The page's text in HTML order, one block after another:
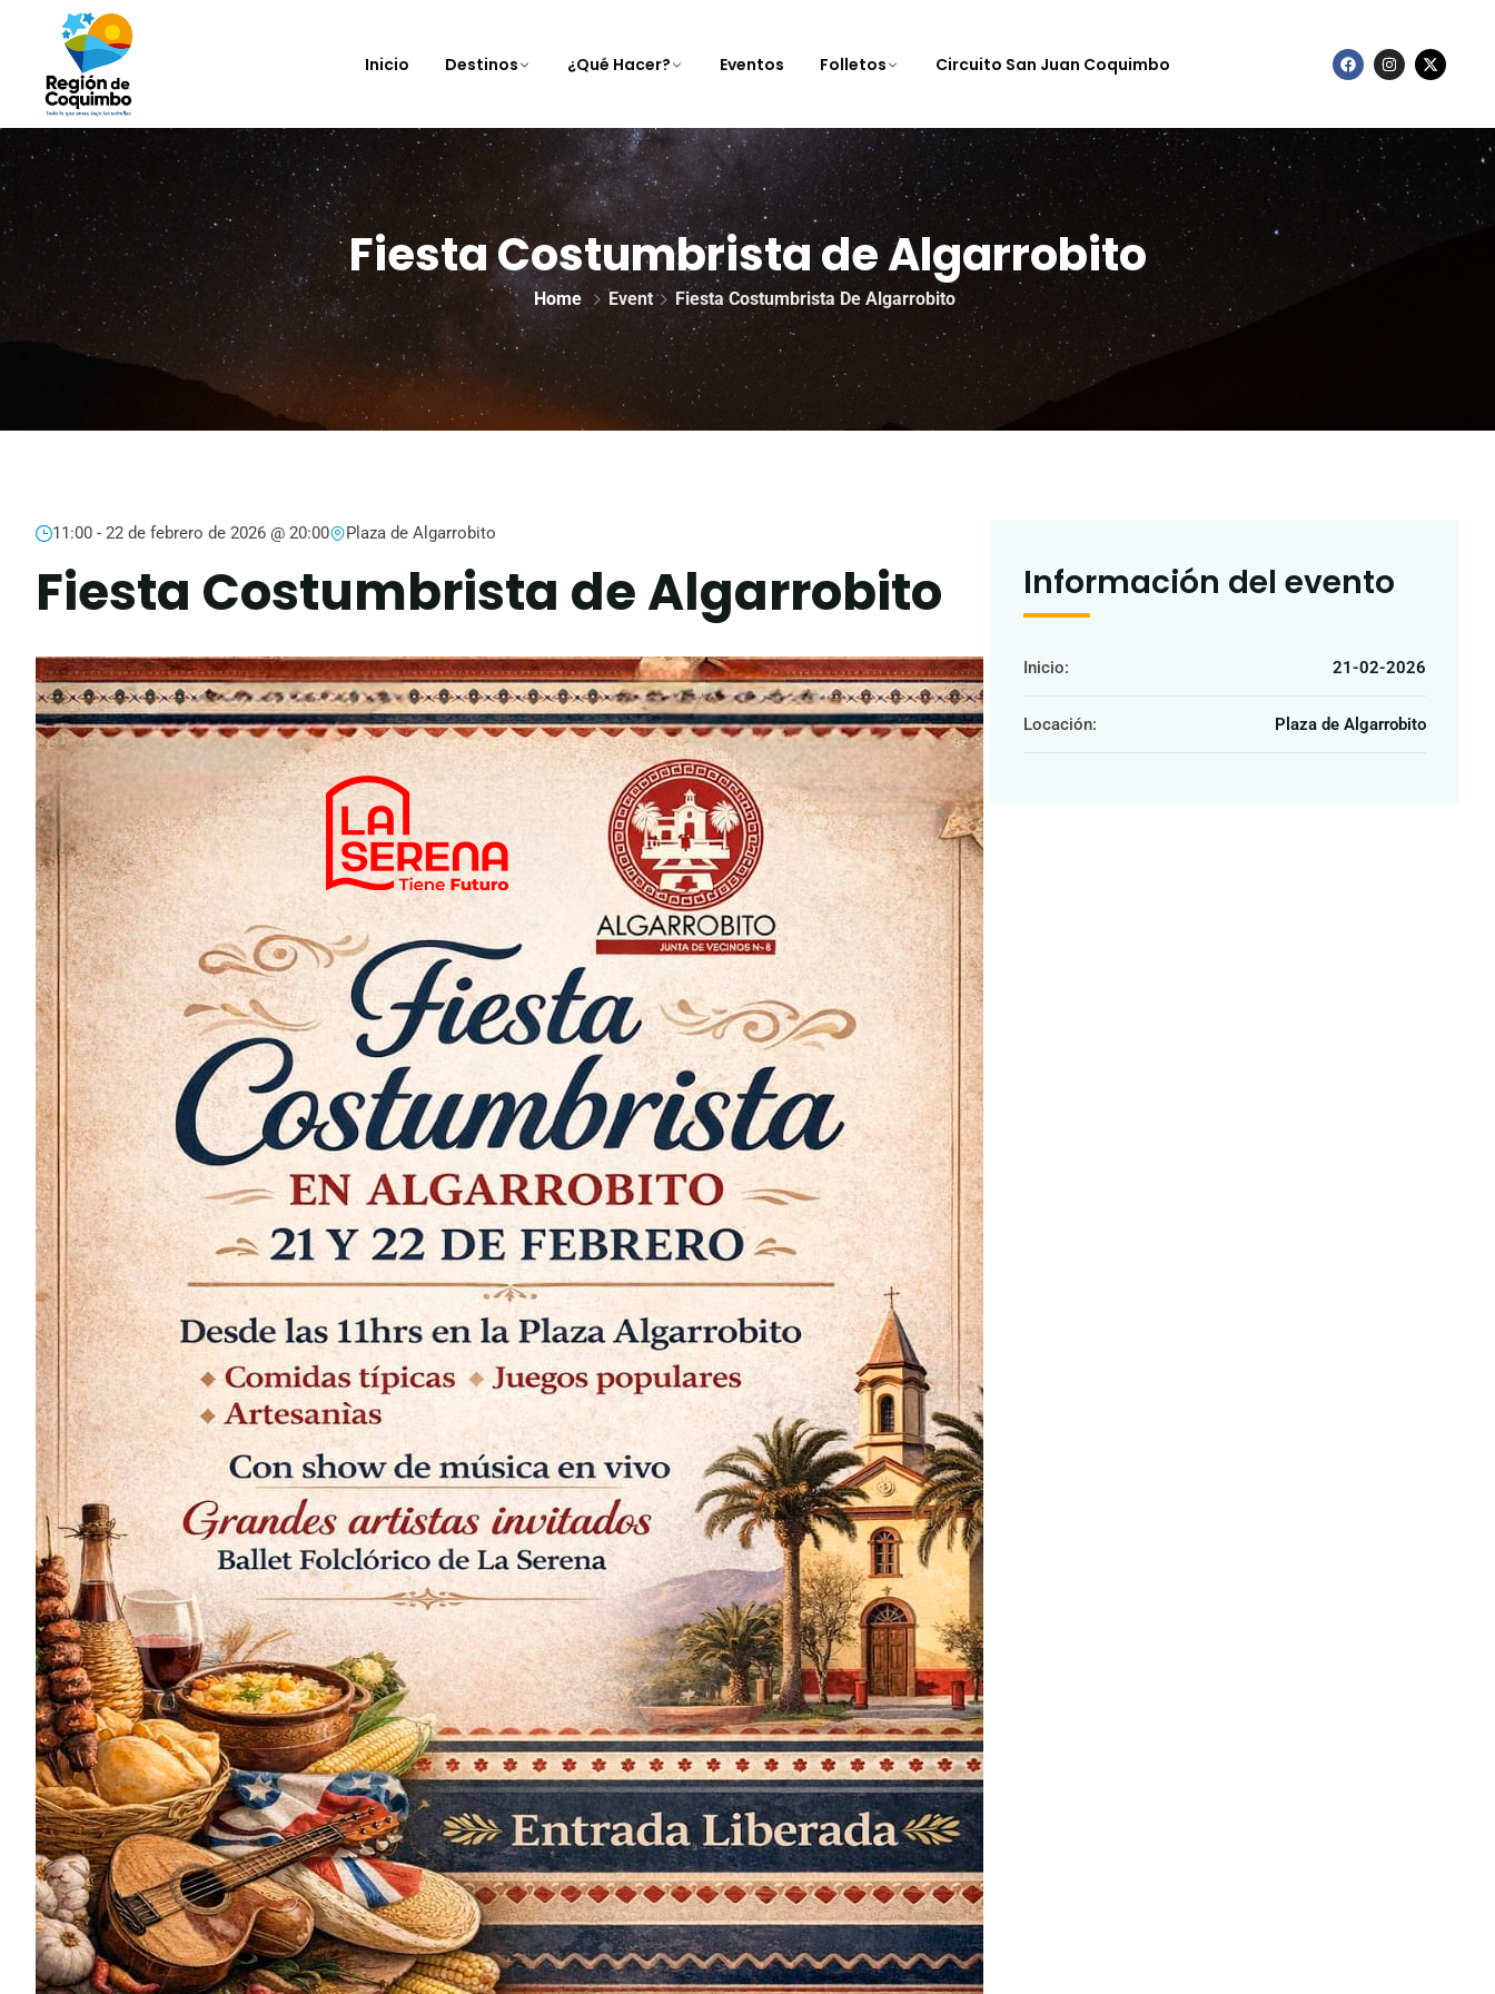
Inicio Destinos ¿Qué Hacer? Eventos Folletos Circuito San Juan Coquimbo
Fiesta Costumbrista de Algarrobito
Home Event Fiesta Costumbrista De Algarrobito
11:00 - 22 de febrero de 2026 @ 20:00 Plaza de Algarrobito
Fiesta Costumbrista de Algarrobito Información del evento
Inicio: 21-02-2026
Locación: Plaza de Algarrobito